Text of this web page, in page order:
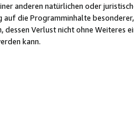
anderen natürlichen oder
auf die Programminhalte
dessen Verlust nicht ohne Weiteres
kann.